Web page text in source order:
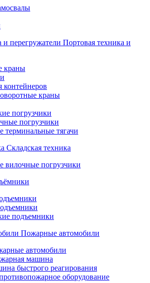
Портовая техника и
краны
контейнеров
краны
погрузчики
погрузчики
терминальные тягачи
Складская техника
вилочные погрузчики
подъемники
Пожарные автомобили
автомобили
машина
быстрого реагирования
оборудование